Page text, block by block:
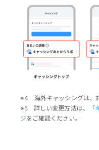
※4 海外キャッシングは、対
※5 詳しい変更方法は、
ジをご確認ください。